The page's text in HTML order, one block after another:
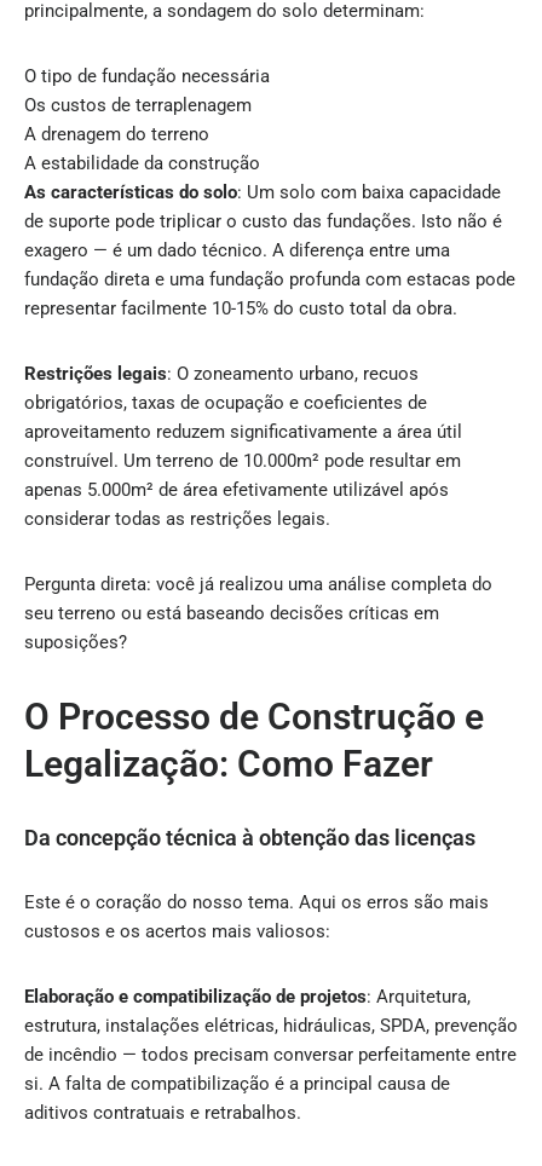
principalmente, a sondagem do solo determinam:
O tipo de fundação necessária
Os custos de terraplenagem
A drenagem do terreno
A estabilidade da construção
As características do solo: Um solo com baixa capacidade
de suporte pode triplicar o custo das fundações. Isto não é
exagero — é um dado técnico. A diferença entre uma
fundação direta e uma fundação profunda com estacas pode
representar facilmente 10-15% do custo total da obra.
Restrições legais: O zoneamento urbano, recuos
obrigatórios, taxas de ocupação e coeficientes de
aproveitamento reduzem significativamente a área útil
construível. Um terreno de 10.000m² pode resultar em
apenas 5.000m² de área efetivamente utilizável após
considerar todas as restrições legais.
Pergunta direta: você já realizou uma análise completa do
seu terreno ou está baseando decisões críticas em
suposições?
O Processo de Construção e
Legalização: Como Fazer
Da concepção técnica à obtenção das licenças
Este é o coração do nosso tema. Aqui os erros são mais
custosos e os acertos mais valiosos:
Elaboração e compatibilização de projetos: Arquitetura,
estrutura, instalações elétricas, hidráulicas, SPDA, prevenção
de incêndio — todos precisam conversar perfeitamente entre
si. A falta de compatibilização é a principal causa de
aditivos contratuais e retrabalhos.